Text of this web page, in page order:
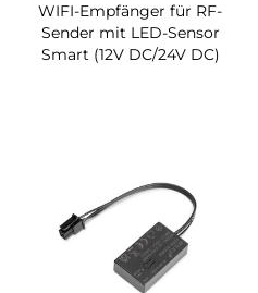
WIFI-Empfänger für RF-
Sender mit LED-Sensor
Smart (12V DC/24V DC)